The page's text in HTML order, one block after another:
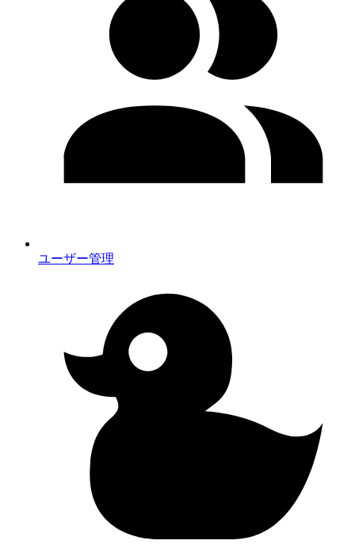
ユーザー管理